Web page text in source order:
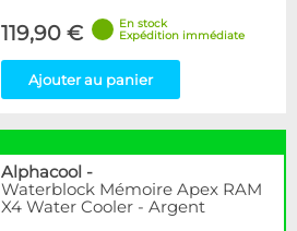
119,90 €
En stock
Expédition immédiate
Ajouter au panier
Alphacool -
Waterblock Mémoire Apex RAM
X4 Water Cooler - Argent